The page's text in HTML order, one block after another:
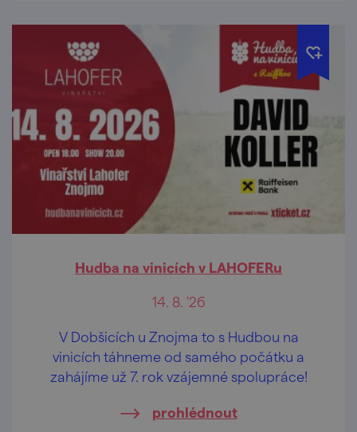
Hudba na vinicích v LAHOFERu
14. 8. '26
V Dobšicích u Znojma to s Hudbou na
vinicích táhneme od samého počátku a
zahájíme už 7. rok vzájemné spolupráce!
prohlédnout